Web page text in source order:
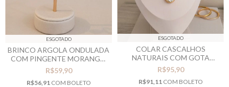
ESGOTADO
BRINCO ARGOLA ONDULADA
COM PINGENTE MORANGO
DE RESINA
R$59,90
R$56,91 COM BOLETO
ESGOTADO
COLAR CASCALHOS
NATURAIS COM GOTA
PONTO DE LUZ
R$95,90
R$91,11 COM BOLETO